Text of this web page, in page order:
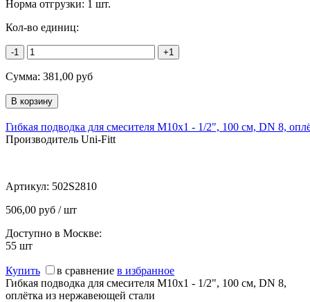
Норма отгрузки: 1 шт.
Кол-во единиц:
-1 +1
Сумма: 381,00 руб
Гибкая подводка для смесителя М10х1 - 1/2", 100 см, DN 8,
Производитель Uni-Fitt
Артикул: 502S2810
506,00 руб / шт
Доступно в Москве:
55 шт
Купить в сравнение в избранное
Гибкая подводка для смесителя М10х1 - 1/2", 100 см, DN 8,
оплётка из нержавеющей стали